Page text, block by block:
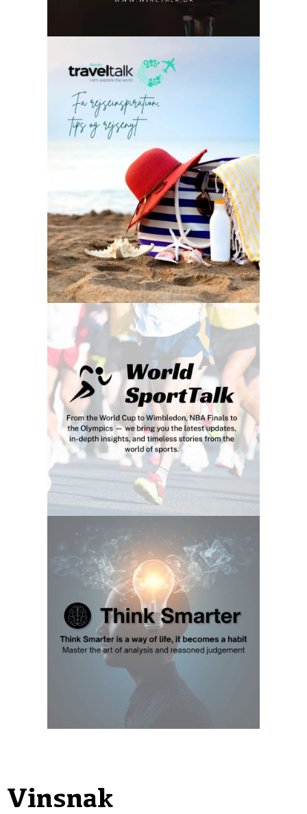
Vinsnak